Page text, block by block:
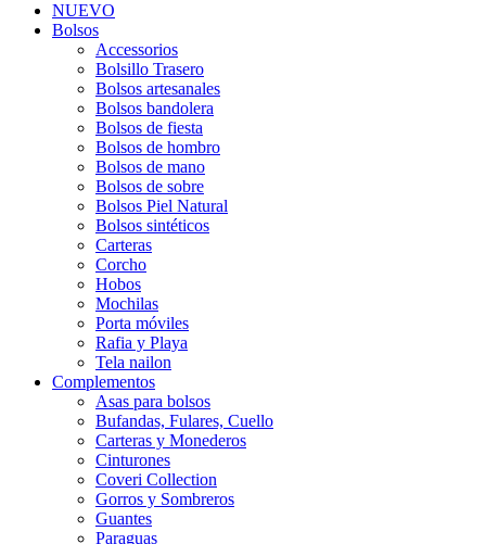
NUEVO
Bolsos
Accessorios
Bolsillo Trasero
Bolsos artesanales
Bolsos bandolera
Bolsos de fiesta
Bolsos de hombro
Bolsos de mano
Bolsos de sobre
Bolsos Piel Natural
Bolsos sintéticos
Carteras
Corcho
Hobos
Mochilas
Porta móviles
Rafia y Playa
Tela nailon
Complementos
Asas para bolsos
Bufandas, Fulares, Cuello
Carteras y Monederos
Cinturones
Coveri Collection
Gorros y Sombreros
Guantes
Paraguas